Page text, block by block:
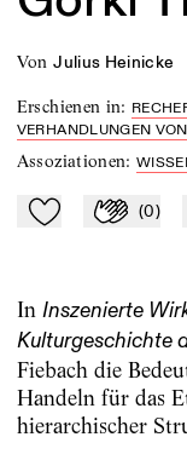
von Julius Heinicke
Erschienen in:
VERHANDLUNGEN
Assoziationen:
Zu Mein-TdZApplaudieren
(0)
In Inszenierte
Kulturgeschichte
Fiebach die
Handeln für das
hierarchischer